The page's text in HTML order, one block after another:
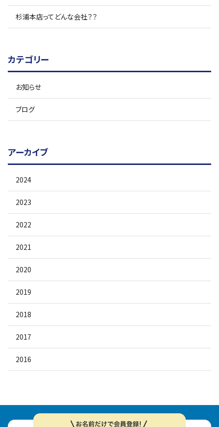
杉浦本店ってどんな会社？？
カテゴリー
お知らせ
ブログ
アーカイブ
2024
2023
2022
2021
2020
2019
2018
2017
2016